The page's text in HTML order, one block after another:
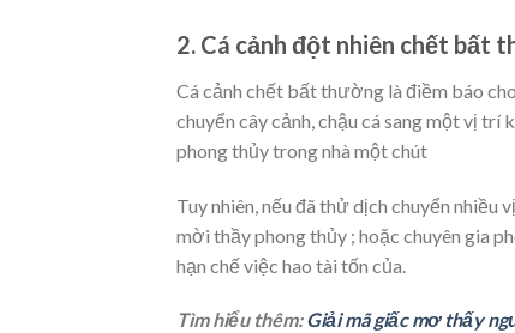
2. Cá cảnh đột nhiên chết bất
Cá cảnh chết bất thường là điềm báo
chuyển cây cảnh, chậu cá sang một vị
phong thủy trong nhà một chút
Tuy nhiên, nếu đã thử dịch chuyển
mời thầy phong thủy ; hoặc chuyên gia
hạn chế việc hao tài tốn của.
Tìm hiểu thêm:Giải mã giấc mơ thấy